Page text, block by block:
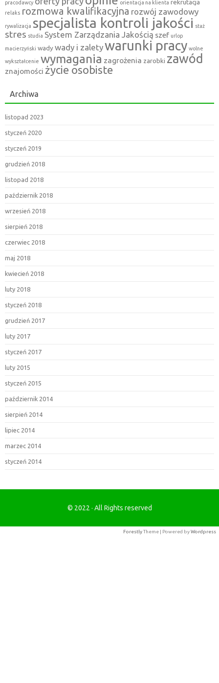
pracodawcy orientacja na klienta rekrutacja
relaks rozmowa kwalifikacyjna rozwój zawodowy
rywalizacja specjalista kontroli jakości staż
stres studia System Zarządzania Jakością szef urlop
macierzyński wadywady i zaletywarunki pracy wolne
wykształcenie wymagania zagrożenia zarobki zawód
znajomości życie osobiste
Archiwa
listopad 2023
styczeń 2020
styczeń 2019
grudzień 2018
listopad 2018
październik 2018
wrzesień 2018
sierpień 2018
czerwiec 2018
maj 2018
kwiecień 2018
luty 2018
styczeń 2018
grudzień 2017
luty 2017
styczeń 2017
luty 2015
styczeń 2015
październik 2014
sierpień 2014
lipiec 2014
marzec 2014
styczeń 2014
© 2022 · All Rights reserved
ForestlyTheme | Powered byWordpress